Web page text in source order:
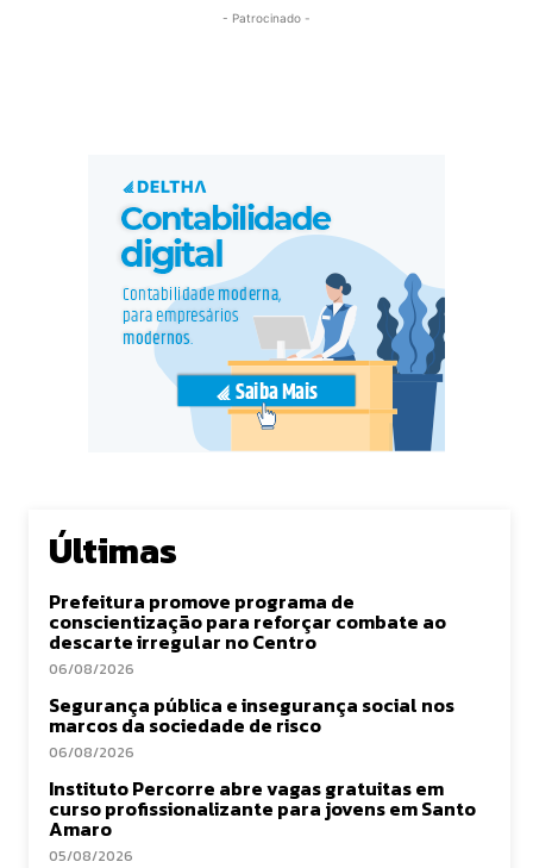
- Patrocinado -
Últimas
Prefeitura promove programa de
conscientização para reforçar combate ao
descarte irregular no Centro
06/08/2026
Segurança pública e insegurança social nos
marcos da sociedade de risco
06/08/2026
Instituto Percorre abre vagas gratuitas em
curso profissionalizante para jovens em Santo
Amaro
05/08/2026